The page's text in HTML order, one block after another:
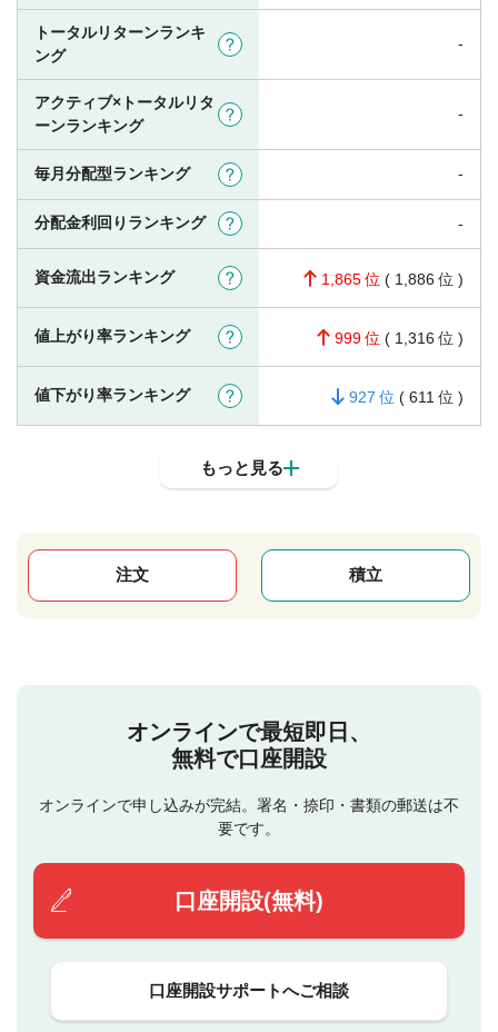
トータルリターンランキ
ング
? -
アクティブ×トータルリタ
ーンランキング
? -
毎月分配型ランキング ? -
分配金利回りランキング ? -
資金流出ランキング ? 1,865 ( 1,886 )
値上がり率ランキング ? 999 ( 1,316 )
値下がり率ランキング ? 927 ( 611 )
もっと見る
注文 積立
オンラインで最短即日、
無料で口座開設
オンラインで申し込みが完結。署名・捺印・書類の郵送は不
要です。
口座開設(無料)
口座開設サポートへご相談